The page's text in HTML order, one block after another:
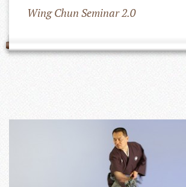
Wing Chun Seminar 2.0